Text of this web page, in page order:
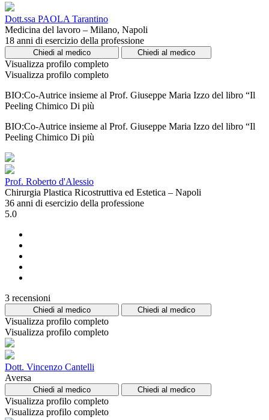
Dott.ssa PAOLA Tarantino
Medicina del lavoro – Milano, Napoli
18 anni di esercizio della professione
Chiedi al medico Chiedi al medico
Visualizza profilo completo
Visualizza profilo completo
BIO:Co-Autrice insieme al Prof. Giuseppe Maria Izzo del libro “Il
Peeling Chimico Di più
BIO:Co-Autrice insieme al Prof. Giuseppe Maria Izzo del libro “Il
Peeling Chimico Di più
Prof. Roberto d'Alessio
Chirurgia Plastica Ricostruttiva ed Estetica – Napoli
36 anni di esercizio della professione
5.0
3 recensioni
Chiedi al medico Chiedi al medico
Visualizza profilo completo
Visualizza profilo completo
Dott. Vincenzo Cantelli
Aversa
Chiedi al medico Chiedi al medico
Visualizza profilo completo
Visualizza profilo completo